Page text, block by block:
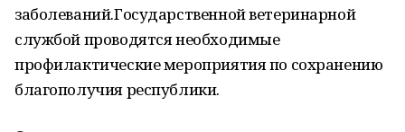
заболеваний.Государственной ветеринарной
службой проводятся необходимые
профилактические мероприятия по сохранению
благополучия республики.